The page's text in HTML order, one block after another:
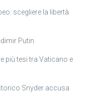
scegliere la libertà
Putin
più tesi tra Vaticano e
Snyder accusa